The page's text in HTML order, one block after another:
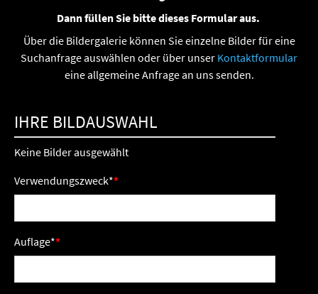
Dann füllen Sie bitte dieses Formular aus.
Über die Bildergalerie können Sie einzelne Bilder für eine
Suchanfrage auswählen oder über unser Kontaktformular
eine allgemeine Anfrage an uns senden.
IHRE BILDAUSWAHL
Keine Bilder ausgewählt
Verwendungszweck*
Auflage*